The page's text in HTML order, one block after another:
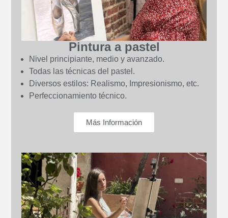
Pintura a pastel
Nivel principiante, medio y avanzado.
Todas las técnicas del pastel.
Diversos estilos: Realismo, Impresionismo, etc.
Perfeccionamiento técnico.
Más Información